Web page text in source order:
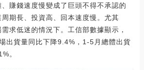
賺錢速度慢變成了巨頭不得不承認的
期長、投資高、回本速度慢。尤其
求低迷的情況下。工信部數據顯示，
出貨量同比下降9.4%，1-5月總體出貨
。